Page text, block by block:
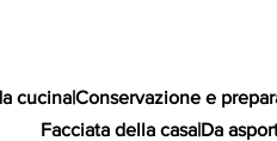
cucina|Conservazione e
Facciata della casa|Da